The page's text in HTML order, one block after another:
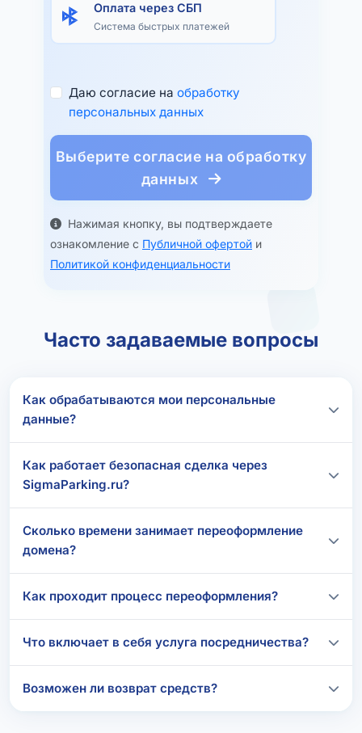
Оплата через СБП
Система быстрых платежей
Даю согласие на обработку
персональных данных
Выберите согласие на обработку
данных
Нажимая кнопку, вы подтверждаете
ознакомление с Публичной офертой и
Политикой конфиденциальности
Часто задаваемые вопросы
Как обрабатываются мои персональные
данные?
Как работает безопасная сделка через
SigmaParking.ru?
Сколько времени занимает переоформление
домена?
Как проходит процесс переоформления?
Что включает в себя услуга посредничества?
Возможен ли возврат средств?